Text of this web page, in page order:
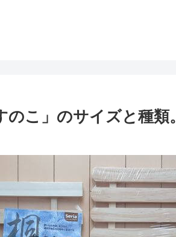
のこ」のサイズと種